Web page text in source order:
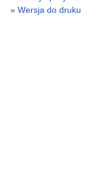
Wersja do druku